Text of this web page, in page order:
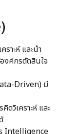
ราะห์ และนำ
งค์กรตัดสินใจ
Driven) มี
ดวิเคราะห์ และ
Intelligence